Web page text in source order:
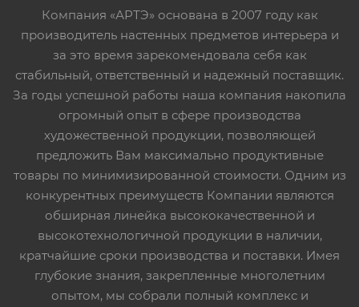
Компания «АРТЭ» основана в 2007 году как
производитель настенных предметов интерьера и
за это время зарекомендовала себя как
стабильный, ответственный и надежный поставщик.
За годы успешной работы наша компания накопила
огромный опыт в сфере производства
художественной продукции, позволяющей
предложить Вам максимально продуктивные
товары по минимизированной стоимости. Одним из
конкурентных преимуществ Компании являются
обширная линейка высококачественной и
высокотехнологичной продукции в наличии,
кратчайшие сроки производства и поставки. Имея
глубокие знания, закрепленные многолетним
опытом, мы собрали полный комплекс и